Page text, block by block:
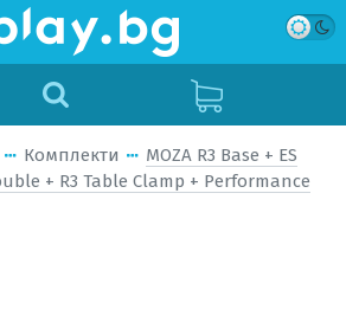
Комплекти
MOZA R3 Base + ES
+ R3 Table Clamp + Performance